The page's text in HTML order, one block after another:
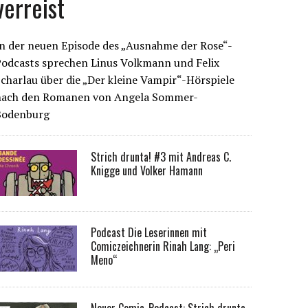
der neuen Episode des „Ausnahme der Rose“-
sprechen Linus Volkmann und Felix
über die „Der kleine Vampir“-Hörspiele
den Romanen von Angela Sommer-
Strich drunta! #3 mit Andreas C.
Knigge und Volker Hamann
Podcast Die Leserinnen mit
Comiczeichnerin Rinah Lang: „Peri
Meno“